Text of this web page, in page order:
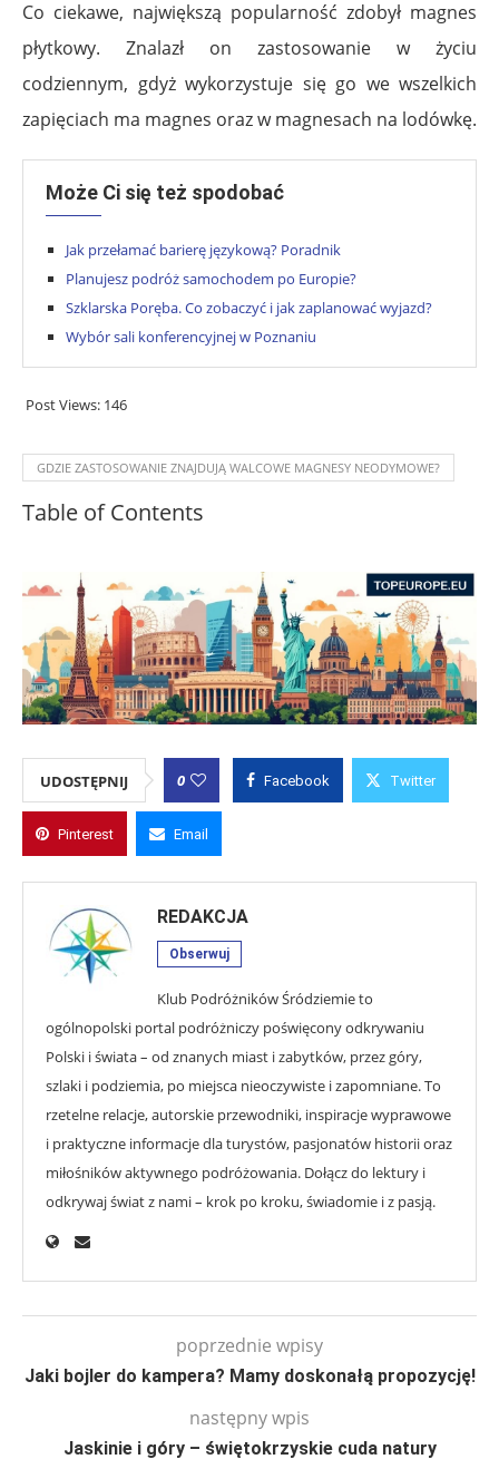
Co ciekawe, największą popularność zdobył magnes
płytkowy. Znalazł on zastosowanie w życiu
codziennym, gdyż wykorzystuje się go we wszelkich
zapięciach ma magnes oraz w magnesach na lodówkę.
Może Ci się też spodobać
Jak przełamać barierę językową? Poradnik
Planujesz podróż samochodem po Europie?
Szklarska Poręba. Co zobaczyć i jak zaplanować wyjazd?
Wybór sali konferencyjnej w Poznaniu
Post Views: 146
GDZIE ZASTOSOWANIE ZNAJDUJĄ WALCOWE MAGNESY NEODYMOWE?
Table of Contents
UDOSTĘPNIJ 0 Facebook Twitter
Pinterest Email
REDAKCJA
Obserwuj
Klub Podróżników Śródziemie to
ogólnopolski portal podróżniczy poświęcony odkrywaniu
Polski i świata – od znanych miast i zabytków, przez góry,
szlaki i podziemia, po miejsca nieoczywiste i zapomniane. To
rzetelne relacje, autorskie przewodniki, inspiracje wyprawowe
i praktyczne informacje dla turystów, pasjonatów historii oraz
miłośników aktywnego podróżowania. Dołącz do lektury i
odkrywaj świat z nami – krok po kroku, świadomie i z pasją.
poprzednie wpisy
Jaki bojler do kampera? Mamy doskonałą propozycję!
następny wpis
Jaskinie i góry – świętokrzyskie cuda natury